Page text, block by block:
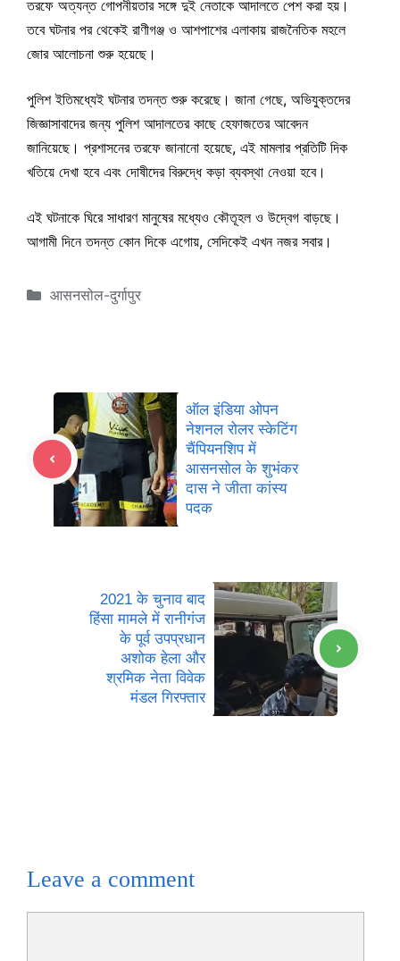
তরফে অত্যন্ত গোপনীয়তার সঙ্গে দুই নেতাকে আদালতে পেশ করা হয়।
তবে ঘটনার পর থেকেই রাণীগঞ্জ ও আশপাশের এলাকায় রাজনৈতিক মহলে
জোর আলোচনা শুরু হয়েছে।
পুলিশ ইতিমধ্যেই ঘটনার তদন্ত শুরু করেছে। জানা গেছে, অভিযুক্তদের
জিজ্ঞাসাবাদের জন্য পুলিশ আদালতের কাছে হেফাজতের আবেদন
জানিয়েছে। প্রশাসনের তরফে জানানো হয়েছে, এই মামলার প্রতিটি দিক
খতিয়ে দেখা হবে এবং দোষীদের বিরুদ্ধে কড়া ব্যবস্থা নেওয়া হবে।
এই ঘটনাকে ঘিরে সাধারণ মানুষের মধ্যেও কৌতূহল ও উদ্বেগ বাড়ছে।
আগামী দিনে তদন্ত কোন দিকে এগোয়, সেদিকেই এখন নজর সবার।
Categories
आसनसोल-दुर्गापुर
ऑल इंडिया ओपन
नेशनल रोलर स्केटिंग
चैंपियनशिप में
आसनसोल के शुभंकर
दास ने जीता कांस्य
पदक
2021 के चुनाव बाद
हिंसा मामले में रानीगंज
के पूर्व उपप्रधान
अशोक हेला और
श्रमिक नेता विवेक
मंडल गिरफ्तार
Leave a comment